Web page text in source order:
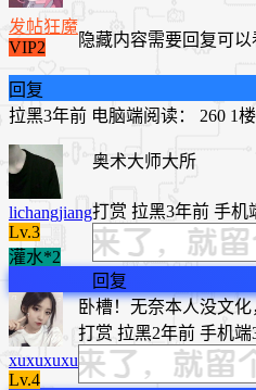
发帖狂魔
VIP2
隐藏内容需要回复可以
回复
拉黑3年前 电脑端阅读： 260 1楼
lichangjiang
Lv.3
灌水*2
奥术大师大所
打赏 拉黑3年前 手机
回复
xuxuxuxu
Lv.4
卧槽！无奈本人没文化
打赏 拉黑2年前 手机端